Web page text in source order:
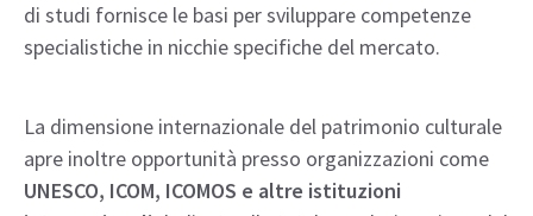
di studi fornisce le basi per sviluppare competenze
specialistiche in nicchie specifiche del mercato.
La dimensione internazionale del patrimonio culturale
apre inoltre opportunità presso organizzazioni come
UNESCO, ICOM, ICOMOS e altre istituzioni